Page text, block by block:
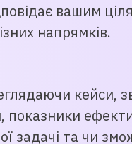
вашим
напрямків.
кейси,
задачі та чи